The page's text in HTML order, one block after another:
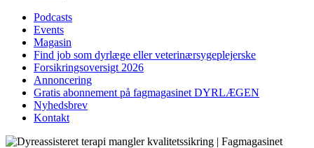
Podcasts
Events
Magasin
Find job som dyrlæge eller veterinærsygeplejerske
Forsikringsoversigt 2026
Annoncering
Gratis abonnement på fagmagasinet DYRLÆGEN
Nyhedsbrev
Kontakt